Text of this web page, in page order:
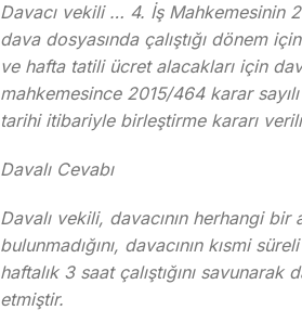
Davacı vekili … 4. İş Mahkemesinin
dava dosyasında çalıştığı dönem
ve hafta tatili ücret alacakları için
mahkemesince 2015/464 karar
tarihi itibariyle birleştirme kararı
Davalı Cevabı
Davalı vekili, davacının herhangi bir
bulunmadığını, davacının kısmi
haftalık 3 saat çalıştığını savunarak
etmiştir.